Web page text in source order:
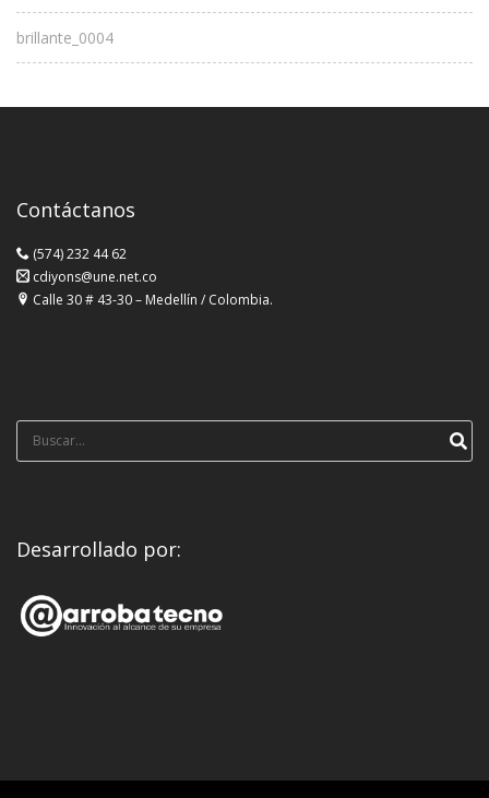
brillante_0004
Contáctanos
(574) 232 44 62
cdiyons@une.net.co
Calle 30 # 43-30 – Medellín / Colombia.
Búsqueda
para:
Desarrollado por: